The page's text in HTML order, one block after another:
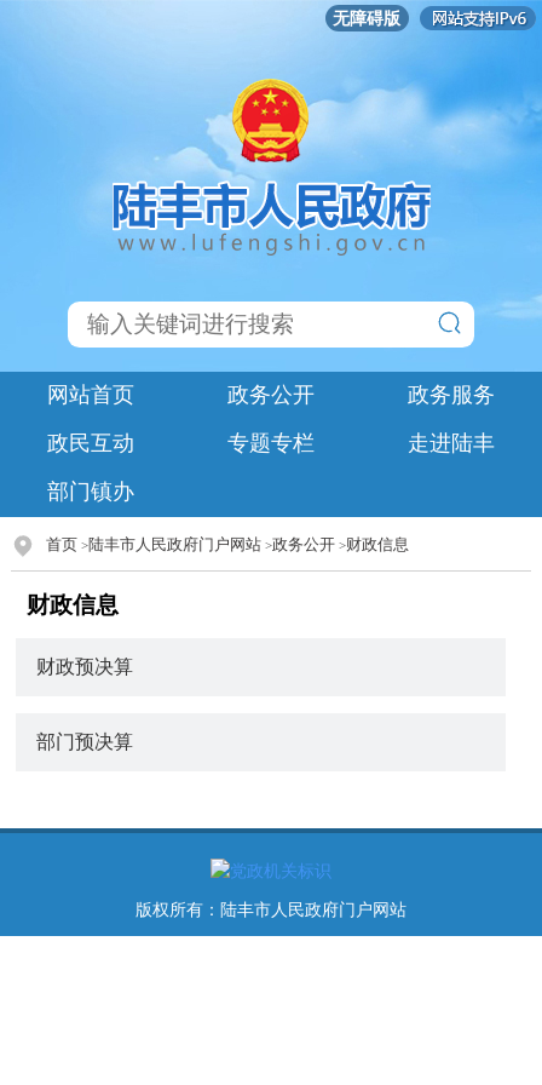
无障碍版
网站首页 政务公开
政务服务
政民互动
专题专栏
走进陆丰
部门镇办
首页 >陆丰市人民政府门户网站>政务公开>财政信息
财政信息
财政预决算
部门预决算
版权所有：陆丰市人民政府门户网站